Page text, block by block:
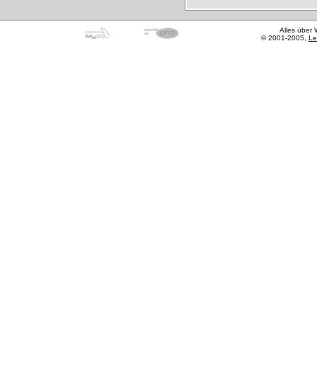
Alles über
© 2001-2005,